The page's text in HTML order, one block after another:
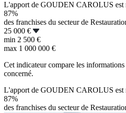
L'apport de GOUDEN CAROLUS est
87%
des franchises du secteur de
25 000 €
min 2 500 €
max 1 000 000 €
Cet indicateur compare les
concerné.
L'apport de GOUDEN CAROLUS est
87%
des franchises du secteur de